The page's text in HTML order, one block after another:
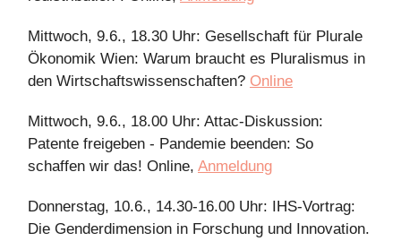
Mittwoch, 9.6., 18.30 Uhr: Gesellschaft für Plurale
Ökonomik Wien: Warum braucht es Pluralismus in
den Wirtschaftswissenschaften? Online
Mittwoch, 9.6., 18.00 Uhr: Attac-Diskussion:
Patente freigeben - Pandemie beenden: So
schaffen wir das! Online, Anmeldung
Donnerstag, 10.6., 14.30-16.00 Uhr: IHS-Vortrag:
Die Genderdimension in Forschung und Innovation.